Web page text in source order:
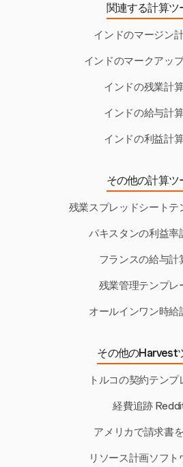
関連する計算ツ
インドのマージン
インドのマークアッ
インドの残業計
インドの給与計
インドの利益計
その他の計算ツ
残業スプレッドシートテ
パキスタンの利益率
フランスの給与計
残業管理テンプレ
オールインワン時給
その他のHarvest
トルコの契約テンプ
経費追跡
アメリカで請求書
リソース計画ソフト